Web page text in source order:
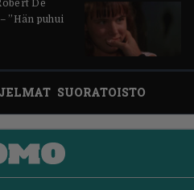
De
”Hän puhui
SUORATOISTO